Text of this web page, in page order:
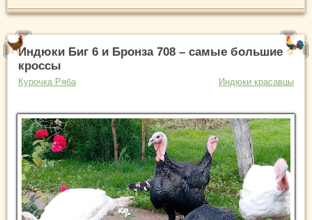
Индюки Биг 6 и Бронза 708 – самые большие
кроссы
Курочка Ряба Индюки красавцы